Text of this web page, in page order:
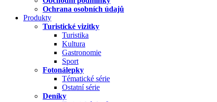
Ochrana osobních údajů
Produkty
Turistické vizitky
Turistika
Kultura
Gastronomie
Sport
Fotonálepky
Tématické série
Ostatní série
Deníky